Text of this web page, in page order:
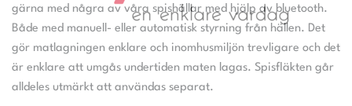
gärna med några av våra spishällar med hjälp av bluetooth.
Både med manuell- eller automatisk styrning från hällen. Det
gör matlagningen enklare och inomhusmiljön trevligare och det
är enklare att umgås undertiden maten lagas. Spisfläkten går